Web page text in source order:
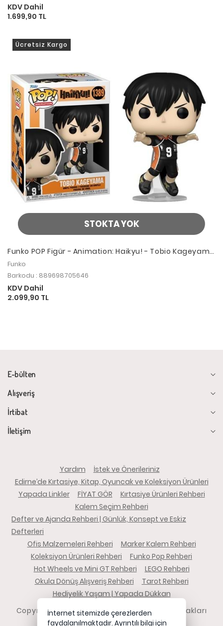
KDV Dahil
1.699,90 TL
STOKTA YOK
Ücretsiz Kargo
Funko POP Figür - Animation: Haikyu! - Tobio Kageyama
#1389
Funko
Barkodu : 889698705646
KDV Dahil
2.099,90 TL
E-bülten
Alışveriş
İrtibat
İletişim
Yardım
İstek ve Önerileriniz
Edirne’de Kırtasiye, Kitap, Oyuncak ve Koleksiyon Ürünleri
Yapada Linkler
FİYAT GÖR
Kırtasiye Ürünleri Rehberi
Kalem Seçim Rehberi
Defter ve Ajanda Rehberi | Günlük, Konsept ve Eskiz
Defterleri
Ofis Malzemeleri Rehberi
Marker Kalem Rehberi
Koleksiyon Ürünleri Rehberi
Funko Pop Rehberi
Hot Wheels ve Mini GT Rehberi
LEGO Rehberi
Okula Dönüş Alışveriş Rehberi
Tarot Rehberi
Hediyelik Yaşam | Yapada Dükkan
Copyright 2026 yapadadukkan.com - Tüm hakları
saklıdır.
İnternet sitemizde çerezlerden
faydalanılmaktadır. Ayrıntılı bilgi için